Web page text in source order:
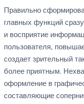
Правильно
главных функций
и восприятие
пользователя,
создает зрительный
более приятным.
оформление в
составляющие